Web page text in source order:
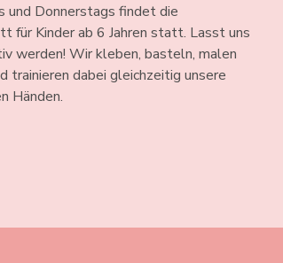
und Donnerstags findet die
für Kinder ab 6 Jahren statt. Lasst uns
werden! Wir kleben, basteln, malen
trainieren dabei gleichzeitig unsere
Händen.